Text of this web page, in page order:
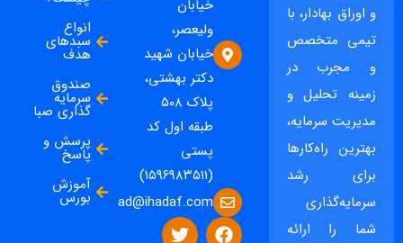
و اوراق بهادار، با
تیمی متخصص
و مجرب در
زمینه تحلیل و
مدیریت سرمایه،
بهترین راه‌کارها
برای رشد
سرمایه‌گذاری
شما را ارائه
خیابان
ولیعصر،
خیابان شهید
دکتر بهشتی،
پلاک ۵۰۸
طبقه اول کد
پستی
(۱۵۹۶۹۸۳۵۱۱)
ad@ihadaf.com
انواع
سبدهای
هدف
صندوق
سرمایه
گذاری صبا
پرسش و
پاسخ
آموزش
بورس